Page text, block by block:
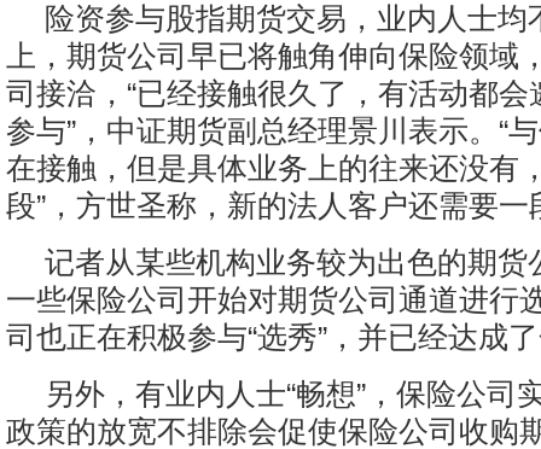
险资参与股指期货交易，业内人士均
上，期货公司早已将触角伸向保险领域
司接洽，“已经接触很久了，有活动都
参与”，中证期货副总经理景川表示。“
在接触，但是具体业务上的往来还没有
段”，方世圣称，新的法人客户还需要
记者从某些机构业务较为出色的期货
一些保险公司开始对期货公司通道进行
司也正在积极参与“选秀”，并已经达成
另外，有业内人士“畅想”，保险公司
政策的放宽不排除会促使保险公司收购